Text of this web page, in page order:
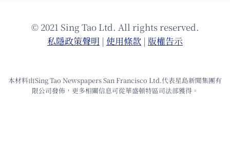
© 2021 Sing Tao Ltd. All rights reserved.
私隱政策聲明 | 使⽤條款 | 版權告⽰
本材料由Sing Tao Newspapers San Francisco Ltd.代表星島新聞集團有
限公司發佈，更多相關信息可從華盛頓特區司法部獲得。